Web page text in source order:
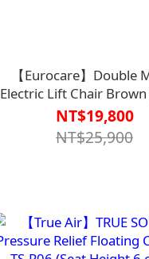
【Eurocare】Double
Electric Lift Chair
Finish)【NT$19,800
NT$25,900